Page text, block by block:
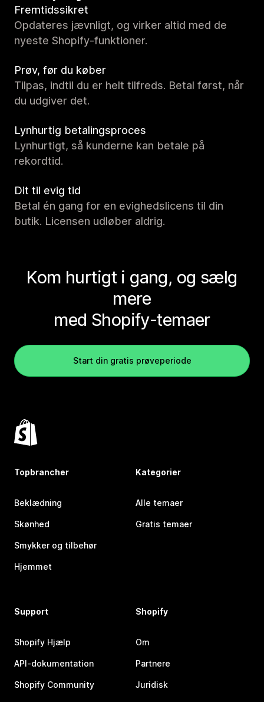
Fremtidssikret
Opdateres jævnligt, og virker altid med de
nyeste Shopify-funktioner.
Prøv, før du køber
Tilpas, indtil du er helt tilfreds. Betal først, når
du udgiver det.
Lynhurtig betalingsproces
Lynhurtigt, så kunderne kan betale på
rekordtid.
Dit til evig tid
Betal én gang for en evighedslicens til din
butik. Licensen udløber aldrig.
Kom hurtigt i gang, og sælg
mere
med Shopify-temaer
Start din gratis prøveperiode
Topbrancher
Beklædning
Skønhed
Smykker og tilbehør
Hjemmet
Kategorier
Alle temaer
Gratis temaer
Support
Shopify Hjælp
API-dokumentation
Shopify Community
Shopify
Om
Partnere
Juridisk